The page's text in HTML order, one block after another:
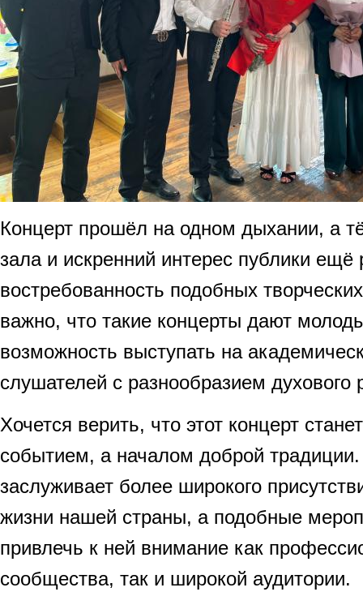
Концерт прошёл на одном дыхании, а
зала и искренний интерес публики ещё
востребованность подобных
важно, что такие концерты дают
возможность выступать на
слушателей с разнообразием духового
Хочется верить, что этот концерт
событием, а началом доброй
заслуживает более широкого
жизни нашей страны, а подобные
привлечь к ней внимание как
сообщества, так и широкой аудитории.